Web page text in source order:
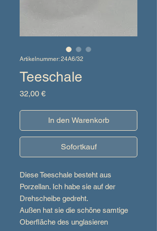
Artikelnummer: 24A6/32
Teeschale
32,00 €Preis
In den Warenkorb
Sofortkauf
Diese Teeschale besteht aus
Porzellan. Ich habe sie auf der
Drehscheibe gedreht.
Außen hat sie die schöne samtige
Oberfläche des unglasieren